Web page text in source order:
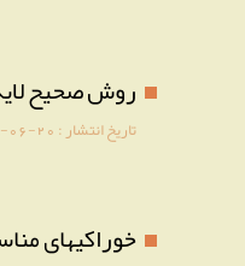
روش صحیح
تاریخ انتشار :06-20
خوراکیهای